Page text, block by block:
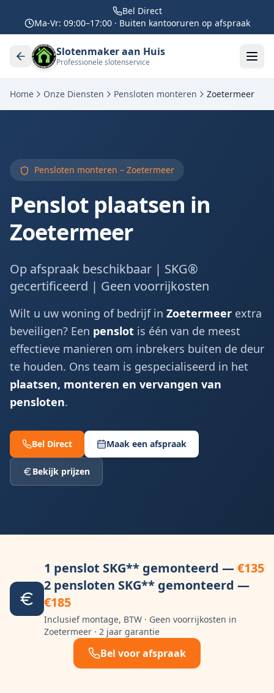
Bel Direct
Ma-Vr: 09:00–17:00 · Buiten kantooruren op afspraak
Slotenmaker aan Huis
Professionele slotenservice
Home Onze Diensten Pensloten monteren Zoetermeer
Pensloten monteren – Zoetermeer
Penslot plaatsen in
Zoetermeer
Op afspraak beschikbaar | SKG®
gecertificeerd | Geen voorrijkosten
Wilt u uw woning of bedrijf in Zoetermeer extra
beveiligen? Een penslot is één van de meest
effectieve manieren om inbrekers buiten de deur
te houden. Ons team is gespecialiseerd in het
plaatsen, monteren en vervangen van
pensloten.
Bel Direct Maak een afspraak
Bekijk prijzen
1 penslot SKG** gemonteerd —€135
2 pensloten SKG** gemonteerd —
€185
Inclusief montage, BTW · Geen voorrijkosten in
Zoetermeer · 2 jaar garantie
Bel voor afspraak